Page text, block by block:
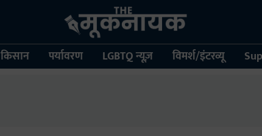
किसान पर्यावरण LGBTQ न्यूज़ विमर्श/इंटरव्यू